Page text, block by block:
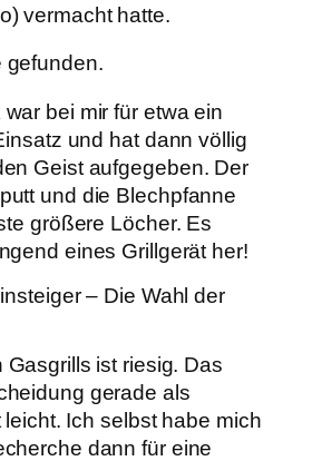
vermacht hatte.
gefunden.
bei mir für etwa ein
und hat dann völlig
Geist aufgegeben. Der
und die Blechpfanne
größere Löcher. Es
eines Grillgerät her!
– Die Wahl der
Gasgrills ist riesig. Das
gerade als
Ich selbst habe mich
dann für eine